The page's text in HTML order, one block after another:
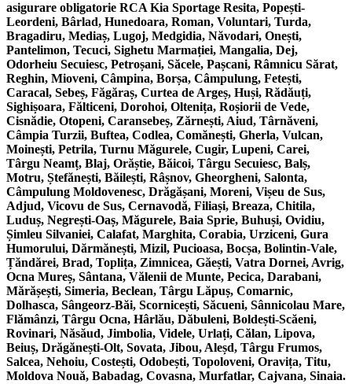
asigurare obligatorie RCA Kia Sportage Resita, Popești-
Leordeni, Bârlad, Hunedoara, Roman, Voluntari, Turda,
Bragadiru, Mediaș, Lugoj, Medgidia, Năvodari, Onești,
Pantelimon, Tecuci, Sighetu Marmației, Mangalia, Dej,
Odorheiu Secuiesc, Petroșani, Săcele, Pașcani, Râmnicu Sărat,
Reghin, Mioveni, Câmpina, Borșa, Câmpulung, Fetești,
Caracal, Sebeș, Făgăraș, Curtea de Argeș, Huși, Rădăuți,
Sighișoara, Fălticeni, Dorohoi, Oltenița, Roșiorii de Vede,
Cisnădie, Otopeni, Caransebeș, Zărnești, Aiud, Târnăveni,
Câmpia Turzii, Buftea, Codlea, Comănești, Gherla, Vulcan,
Moinești, Petrila, Turnu Măgurele, Cugir, Lupeni, Carei,
Târgu Neamț, Blaj, Orăștie, Băicoi, Târgu Secuiesc, Balș,
Motru, Ștefănești, Băilești, Râșnov, Gheorgheni, Salonta,
Câmpulung Moldovenesc, Drăgășani, Moreni, Vișeu de Sus,
Adjud, Vicovu de Sus, Cernavodă, Filiași, Breaza, Chitila,
Luduș, Negrești-Oaș, Măgurele, Baia Sprie, Buhuși, Ovidiu,
Șimleu Silvaniei, Calafat, Marghita, Corabia, Urziceni, Gura
Humorului, Dărmănești, Mizil, Pucioasa, Bocșa, Bolintin-Vale,
Țăndărei, Brad, Toplița, Zimnicea, Găești, Vatra Dornei, Avrig,
Ocna Mureș, Sântana, Vălenii de Munte, Pecica, Darabani,
Mărășești, Simeria, Beclean, Târgu Lăpuș, Comarnic,
Dolhasca, Sângeorz-Băi, Scornicești, Săcueni, Sânnicolau Mare,
Flămânzi, Târgu Ocna, Hârlău, Dăbuleni, Boldești-Scăeni,
Rovinari, Năsăud, Jimbolia, Videle, Urlați, Călan, Lipova,
Beiuș, Drăgănești-Olt, Sovata, Jibou, Aleșd, Târgu Frumos,
Salcea, Nehoiu, Costești, Odobești, Topoloveni, Oravița, Titu,
Moldova Nouă, Babadag, Covasna, Murfatlar, Cajvana, Sinaia.